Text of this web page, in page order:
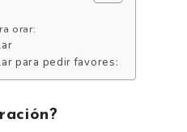
orar:
para pedir favores: